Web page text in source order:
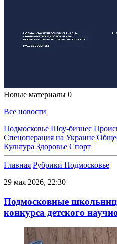
Новые материалы 0
Все новости
Подмосковье Шоу-бизнес
Спецоперация на Украине
Культура Здоровье Спорт
Главная Рубрики Подмосковье
29 мая 2026, 22:30
Подмосковные
конкурса детского